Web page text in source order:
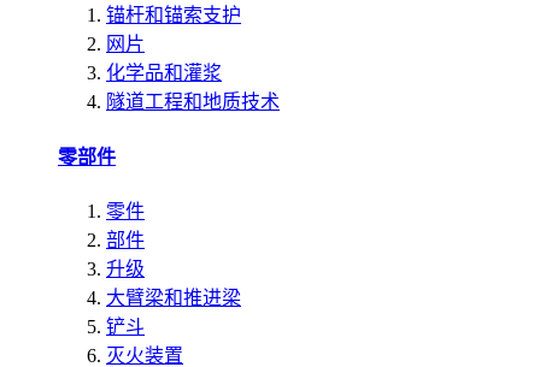
锚杆和锚索支护
网片
化学品和灌浆
隧道工程和地质技术
零部件
零件
部件
升级
大臂梁和推进梁
铲斗
灭火装置